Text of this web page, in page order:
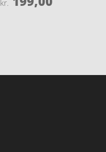
4.6
kr.